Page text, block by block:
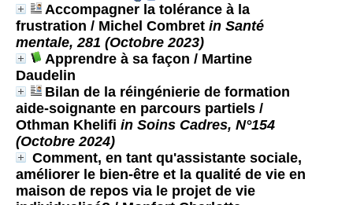
Accompagner la tolérance à la
frustration / Michel Combret in Santé
mentale, 281 (Octobre 2023)
Apprendre à sa façon / Martine
Daudelin
Bilan de la réingénierie de formation
aide-soignante en parcours partiels /
Othman Khelifi in Soins Cadres, N°154
(Octobre 2024)
Comment, en tant qu'assistante sociale,
améliorer le bien-être et la qualité de vie en
maison de repos via le projet de vie